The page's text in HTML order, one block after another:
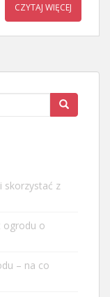
CZYTAJ WIĘCEJ
skorzystać z
ogrodu o
– na co